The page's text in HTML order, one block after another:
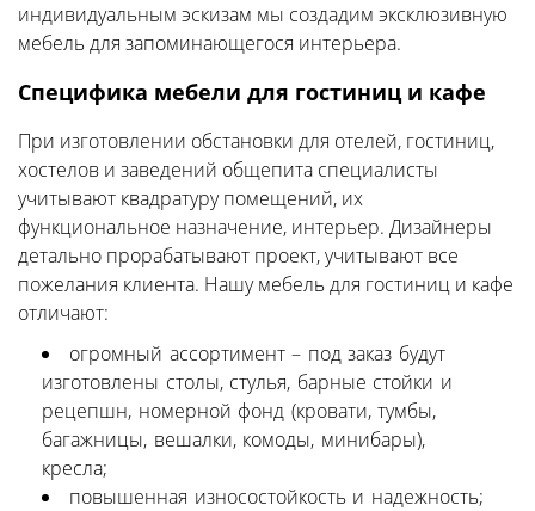
индивидуальным эскизам мы создадим эксклюзивную
мебель для запоминающегося интерьера.
Специфика мебели для гостиниц и кафе
При изготовлении обстановки для отелей, гостиниц,
хостелов и заведений общепита специалисты
учитывают квадратуру помещений, их
функциональное назначение, интерьер. Дизайнеры
детально прорабатывают проект, учитывают все
пожелания клиента. Нашу мебель для гостиниц и кафе
отличают:
огромный ассортимент – под заказ будут
изготовлены столы, стулья, барные стойки и
рецепшн, номерной фонд (кровати, тумбы,
багажницы, вешалки, комоды, минибары),
кресла;
повышенная износостойкость и надежность;